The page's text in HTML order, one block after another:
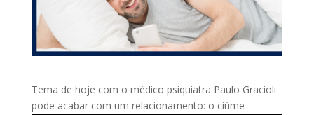
Tema de hoje com o médico psiquiatra Paulo Gracioli
pode acabar com um relacionamento: o ciúme